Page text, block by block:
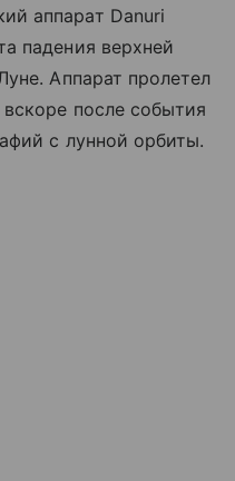
аппарат Danuri
падения верхней
Аппарат пролетел
после события
с лунной орбиты.